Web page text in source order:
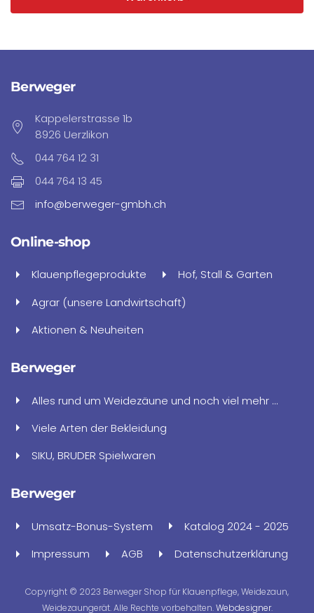
Berweger
Kappelerstrasse 1b
8926 Uerzlikon
044 764 12 31
044 764 13 45
info@berweger-gmbh.ch
Online-shop
Klauenpflegeprodukte
Hof, Stall & Garten
Agrar (unsere Landwirtschaft)
Aktionen & Neuheiten
Berweger
Alles rund um Weidezäune und noch viel mehr ...
Viele Arten der Bekleidung
SIKU, BRUDER Spielwaren
Berweger
Umsatz-Bonus-System
Katalog 2024 - 2025
Impressum
AGB Datenschutzerklärung
Copyright © 2023 Berweger Shop für Klauenpflege, Weidezaun,
Weidezaungerät. Alle Rechte vorbehalten.Webdesigner.